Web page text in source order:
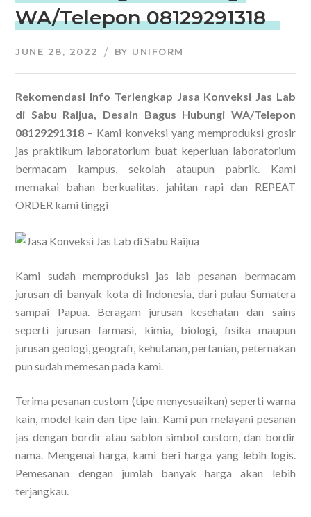
WA/Telepon 08129291318
JUNE 28, 2022 BY UNIFORM
Rekomendasi Info Terlengkap Jasa Konveksi Jas Lab
di Sabu Raijua, Desain Bagus Hubungi WA/Telepon
08129291318 – Kami konveksi yang memproduksi grosir
jas praktikum laboratorium buat keperluan laboratorium
bermacam kampus, sekolah ataupun pabrik. Kami
memakai bahan berkualitas, jahitan rapi dan REPEAT
ORDER kami tinggi
Kami sudah memproduksi jas lab pesanan bermacam
jurusan di banyak kota di Indonesia, dari pulau Sumatera
sampai Papua. Beragam jurusan kesehatan dan sains
seperti jurusan farmasi, kimia, biologi, fisika maupun
jurusan geologi, geografi, kehutanan, pertanian, peternakan
pun sudah memesan pada kami.
Terima pesanan custom (tipe menyesuaikan) seperti warna
kain, model kain dan tipe lain. Kami pun melayani pesanan
jas dengan bordir atau sablon simbol custom, dan bordir
nama. Mengenai harga, kami beri harga yang lebih logis.
Pemesanan dengan jumlah banyak harga akan lebih
terjangkau.